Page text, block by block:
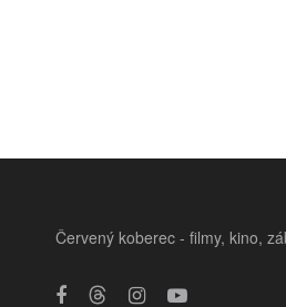
Červený koberec - filmy, kino,